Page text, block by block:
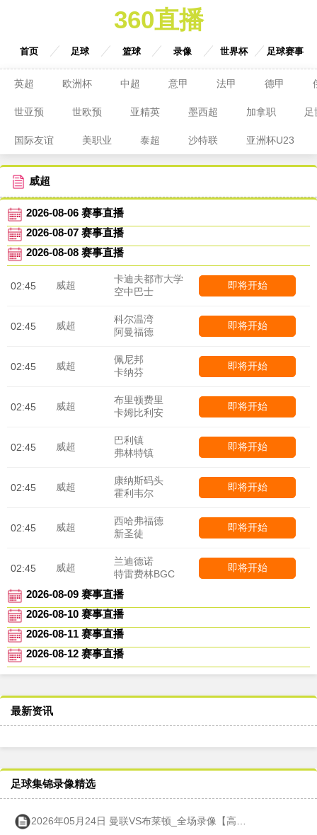
360直播
首页 足球 篮球 录像 世界杯 足球赛事
英超 欧洲杯 中超 意甲 法甲 德甲
世亚预 世欧预 亚精英 墨西超 加拿职 足
国际友谊 美职业 泰超 沙特联 亚洲杯U23
威超
2026-08-06 赛事直播
2026-08-07 赛事直播
2026-08-08 赛事直播
02:45 威超
卡迪夫都市大学
空中巴士
即将开始
02:45 威超
科尔温湾
阿曼福德
即将开始
02:45 威超
佩尼邦
卡纳芬
即将开始
02:45 威超
布里顿费里
卡姆比利安
即将开始
02:45 威超
巴利镇
弗林特镇
即将开始
02:45 威超
康纳斯码头
霍利韦尔
即将开始
02:45 威超
西哈弗福德
新圣徒
即将开始
02:45 威超
兰迪德诺
特雷费林BGC
即将开始
2026-08-09 赛事直播
2026-08-10 赛事直播
2026-08-11 赛事直播
2026-08-12 赛事直播
最新资讯
足球集锦录像精选
2026年05月24日 曼联VS布莱顿_全场录像【高清回放】